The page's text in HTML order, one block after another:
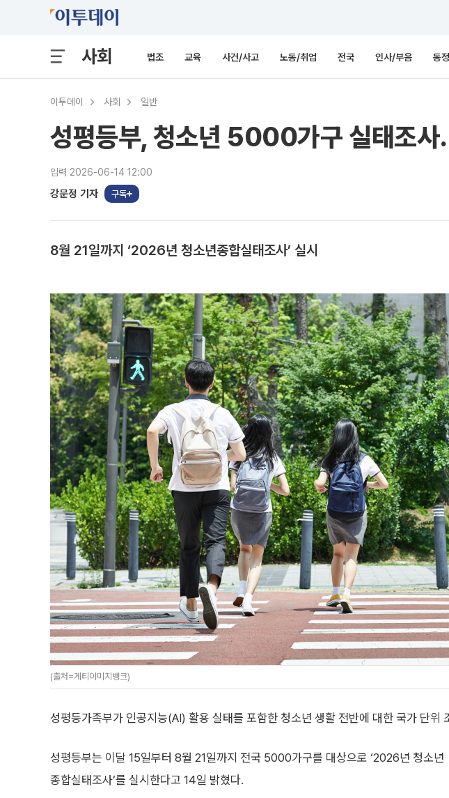
사회 법조 교육 사건/사고 노동/취업 전국 인사/부음 동정
이투데이 사회 일반
성평등부, 청소년 5000가구 실태조
입력 2026-06-14 12:00
강문정 기자 구독
8월 21일까지 ‘2026년 청소년종합실태조사’ 실시
(출처=게티이미지뱅크)
성평등가족부가 인공지능(AI) 활용 실태를 포함한 청소년 생활 전반에 대한 국가 단위
성평등부는 이달 15일부터 8월 21일까지 전국 5000가구를 대상으로 ‘2026년 청소년
종합실태조사’를 실시한다고 14일 밝혔다.